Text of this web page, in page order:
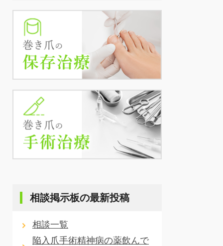
相談掲示板の最新投稿
相談一覧
陥入爪手術精神病の薬飲んで